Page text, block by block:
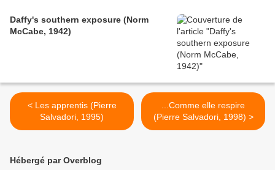
Daffy's southern exposure (Norm
McCabe, 1942)
< Les apprentis (Pierre
Salvadori, 1995)
...Comme elle respire
(Pierre Salvadori, 1998) >
Hébergé par Overblog